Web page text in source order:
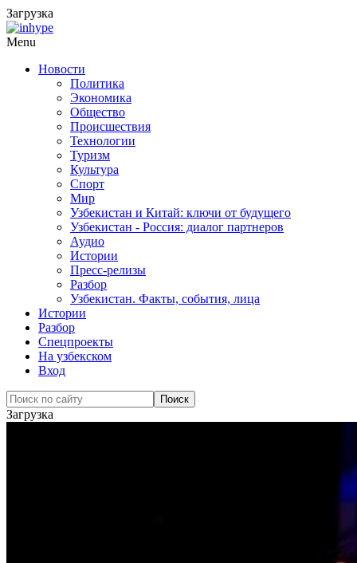
Загрузка
Menu
Новости
Политика
Экономика
Общество
Происшествия
Технологии
Туризм
Культура
Спорт
Мир
Узбекистан и Китай: ключи от будущего
Узбекистан - Россия: диалог партнеров
Аудио
Истории
Пресс-релизы
Разбор
Узбекистан. Факты, события, лица
Истории
Разбор
Спецпроекты
На узбекском
Вход
Загрузка